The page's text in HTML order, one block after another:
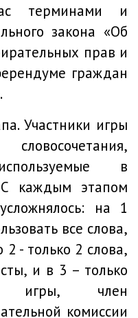
терминами и
закона «Об
прав и
граждан
Участники игры
в
С каждым этапом
на 1
все слова,
- только 2 слова,
и в 3 – только
игры, член
комиссии